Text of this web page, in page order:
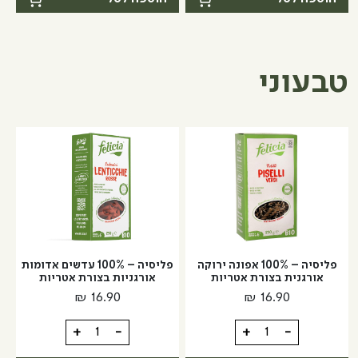
עם
פשתן
טבעוני
פליסיה – 100% אפונה ירוקה
אורגנית בצורת אטריות
₪ 16.90
-
כמות
של
+
פליסיה – 100% עדשים אדומות
אורגניות בצורת אטריות
₪ 16.90
-
כמות
של
+